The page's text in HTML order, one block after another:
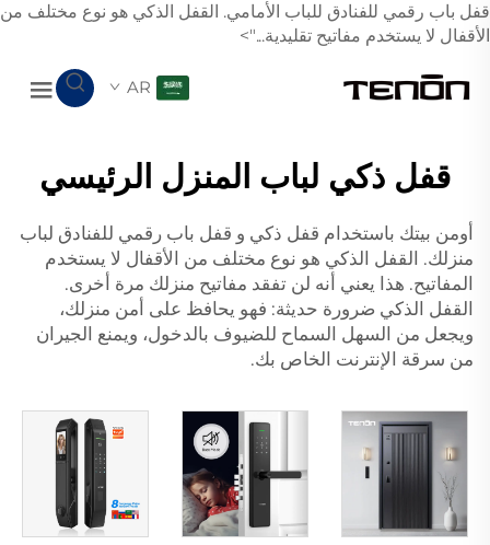
قفل باب رقمي للفنادق للباب الأمامي. القفل الذكي هو نوع مختلف من
الأقفال لا يستخدم مفاتيح تقليدية...">
AR
قفل ذكي لباب المنزل الرئيسي
أومن بيتك باستخدام قفل ذكي و قفل باب رقمي للفنادق لباب
منزلك. القفل الذكي هو نوع مختلف من الأقفال لا يستخدم
المفاتيح. هذا يعني أنه لن تفقد مفاتيح منزلك مرة أخرى.
القفل الذكي ضرورة حديثة: فهو يحافظ على أمن منزلك،
ويجعل من السهل السماح للضيوف بالدخول، ويمنع الجيران
من سرقة الإنترنت الخاص بك.